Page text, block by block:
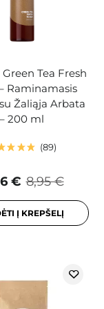
Tea Fresh
Raminamasis
Žaliąja Arbata
– 200 ml
89
8,95 €
€
Į KREPŠELĮ